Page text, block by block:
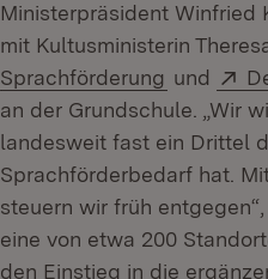
Ministerpräsident Winfried
mit Kultusministerin
Sprachförderung (Öffnet in
und
an der Grundschule. „Wir
landesweit fast ein Drittel
Sprachförderbedarf hat.
steuern wir früh
eine von etwa 200
den Einstieg in die